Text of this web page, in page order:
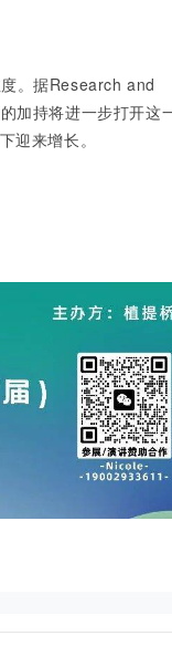
。据Research and
加持将进一步打开这
迎来增长。